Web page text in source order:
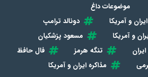
موضوعات داغ
و آمریکا
دونالد ترامپ
و آمریکا
مسعود پزشکیان
تنگه هرمز
فال حافظ
مذاکره ایران و آمریکا